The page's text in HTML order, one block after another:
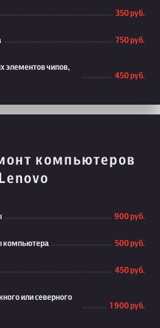
350 руб.
750 руб.
элементов чипов,
450 руб.
компьютеров
Lenovo
900 руб.
компьютера 500 руб.
450 руб.
или северного
1 900 руб.